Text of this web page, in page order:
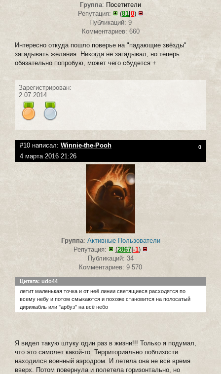
Группа: Посетители
Репутация:
(81 0)
Публикаций: 9
Комментариев: 660
Интересно откуда пошло поверье на "падающие звёзды"
загадывать желания. Никогда не загадывал, но теперь
обязательно попробую, может чего сбудется +
Зарегистрирован:
2.07.2014
#10 написал: Winnie-the-Pooh 0
4 марта 2016 21:26
Группа: Активные Пользователи
Репутация:
(2867 -1)
Публикаций: 34
Комментариев: 9 570
Цитата: udo44
летит маленькая точка и от неё линии светящиеся расходятся по
всему небу и потом смыкаются и похоже становится на полосатый
дирижабль или "арбуз" на всё небо
Я видел такую штуку один раз в жизни!!! Только я подумал,
что это самолет какой-то. Территориально поблизости
находился военный аэродром. И летела она не всё время
вверх. Потом повернула и полетела горизонтально, но